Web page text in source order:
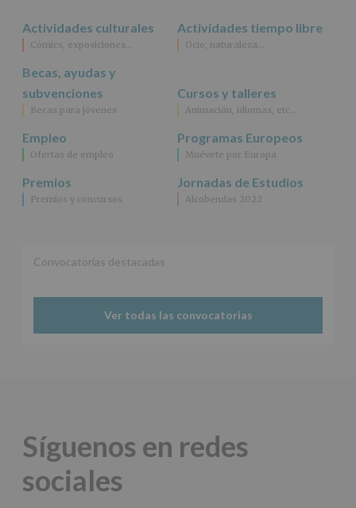
Actividades culturales
Cómics, exposiciones…
Actividades tiempo libre
Ocio, naturaleza…
Becas, ayudas y
subvenciones
Becas para jóvenes
Cursos y talleres
Animación, idiomas, etc…
Empleo
Ofertas de empleo
Programas Europeos
Muévete por Europa
Premios
Premios y concursos
Jornadas de Estudios
Alcobendas 2022
Convocatorias destacadas
Ver todas las convocatorias
Síguenos en redes
sociales